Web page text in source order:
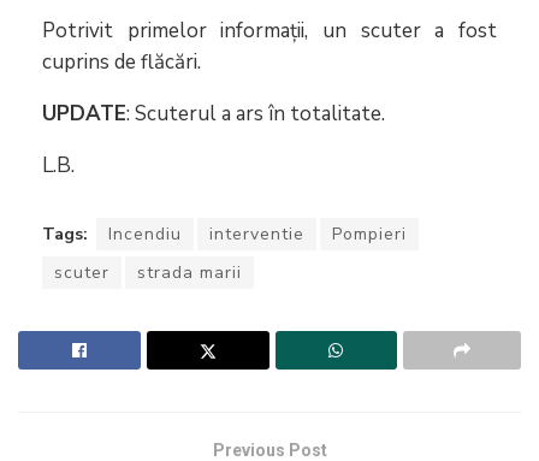
Potrivit primelor informații, un scuter a fost
cuprins de flăcări.
UPDATE: Scuterul a ars în totalitate.
L.B.
Tags: Incendiu interventie
Pompieri
scuter
strada marii
Previous Post